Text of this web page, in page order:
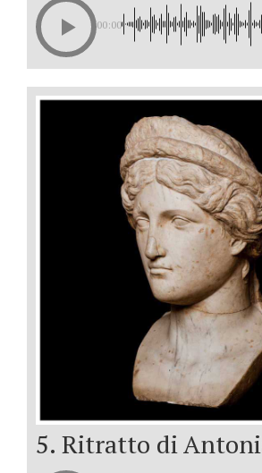
00:00
5. Ritratto di